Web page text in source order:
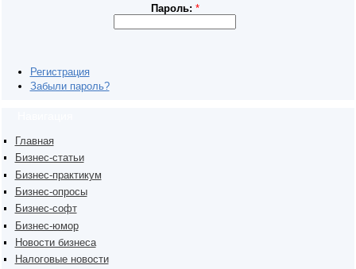
Пароль: *
Регистрация
Забыли пароль?
Главная
Бизнес-статьи
Бизнес-практикум
Бизнес-опросы
Бизнес-софт
Бизнес-юмор
Новости бизнеса
Налоговые новости